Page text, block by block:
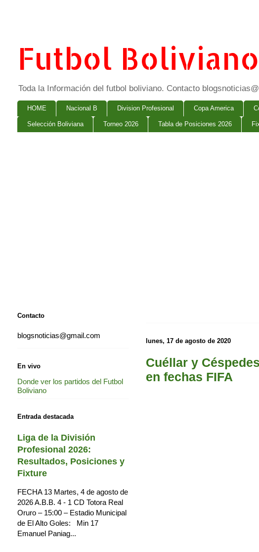
Futbol Boliviano
Toda la Información del futbol boliviano. Contacto
HOME Nacional B Division Profesional Copa America
Selección Boliviana Torneo 2026 Tabla de Posiciones 2026
lunes, 17 de agosto de 2020
Cuéllar y
en fechas FIFA
Contacto
blogsnoticias@gmail.com
En vivo
Donde ver los partidos del Futbol
Boliviano
Entrada destacada
Liga de la División
Profesional 2026:
Resultados, Posiciones y
Fixture
FECHA 13 Martes, 4 de agosto de
2026 A.B.B. 4 - 1 CD Totora Real
Oruro – 15:00 – Estadio Municipal
de El Alto Goles: Min 17
Emanuel Paniag...